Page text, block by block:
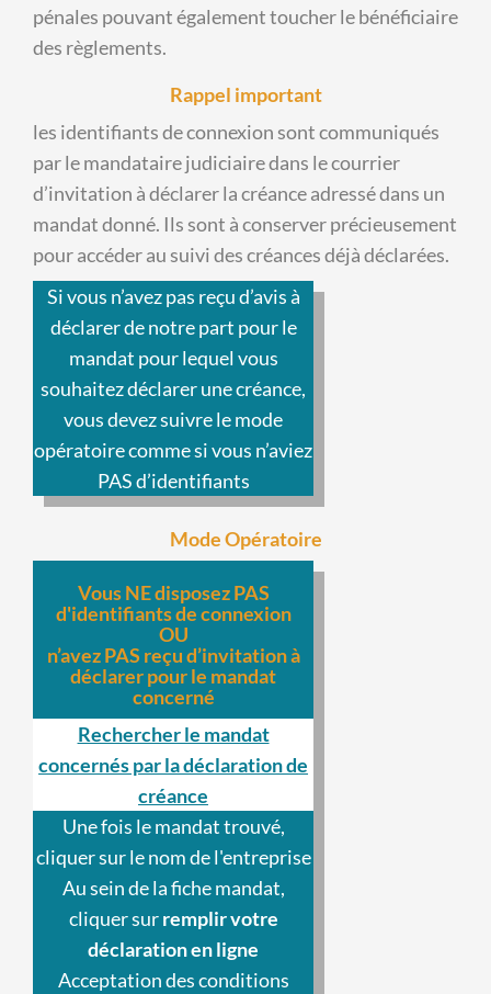
pénales pouvant également toucher le bénéficiaire
des règlements.
Rappel important
les identifiants de connexion sont communiqués
par le mandataire judiciaire dans le courrier
d’invitation à déclarer la créance adressé dans un
mandat donné. Ils sont à conserver précieusement
pour accéder au suivi des créances déjà déclarées.
Si vous n’avez pas reçu d’avis à
déclarer de notre part pour le
mandat pour lequel vous
souhaitez déclarer une créance,
vous devez suivre le mode
opératoire comme si vous n’aviez
PAS d’identifiants
Mode Opératoire
Vous NE disposez PAS
d'identifiants de connexion
OU
n’avez PAS reçu d’invitation à
déclarer pour le mandat
concerné
Rechercher le mandat
concernés par la déclaration de
créance
Une fois le mandat trouvé,
cliquer sur le nom de l'entreprise
Au sein de la fiche mandat,
cliquer surremplir votre
déclaration en ligne
Acceptation des conditions